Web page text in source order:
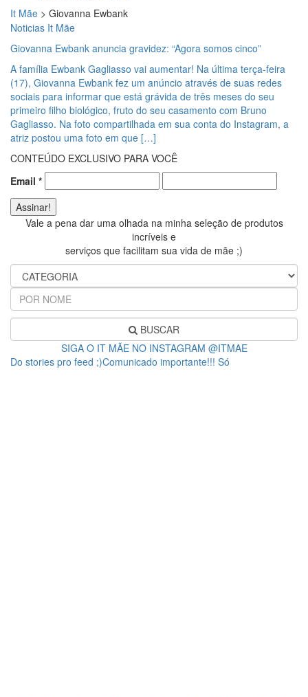
It Mãe > Giovanna Ewbank
Noticias It Mãe
Giovanna Ewbank anuncia gravidez: “Agora somos cinco”
A família Ewbank Gagliasso vai aumentar! Na última terça-feira
(17), Giovanna Ewbank fez um anúncio através de suas redes
sociais para informar que está grávida de três meses do seu
primeiro filho biológico, fruto do seu casamento com Bruno
Gagliasso. Na foto compartilhada em sua conta do Instagram, a
atriz postou uma foto em que […]
CONTEÚDO EXCLUSIVO PARA VOCÊ
Email *
Vale a pena dar uma olhada na minha seleção de produtos
incríveis e
serviços que facilitam sua vida de mãe ;)
BUSCAR
SIGA O IT MÃE NO INSTAGRAM @ITMAE
Do stories pro feed ;)Comunicado importante!!! Só